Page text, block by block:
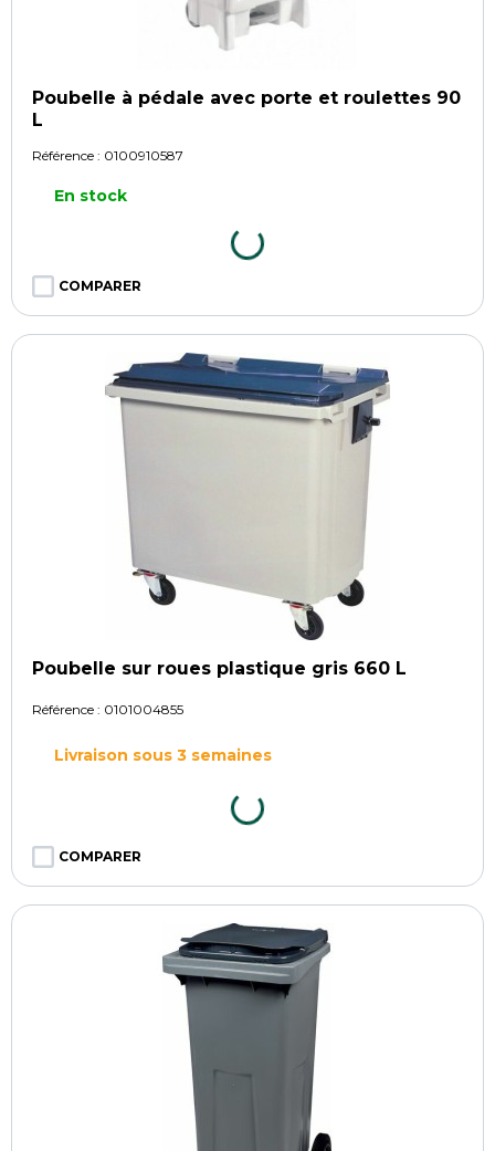
Poubelle à pédale avec porte et roulettes 90
L
Référence : 0100910587
En stock
COMPARER
Poubelle sur roues plastique gris 660 L
Référence : 0101004855
Livraison sous 3 semaines
COMPARER